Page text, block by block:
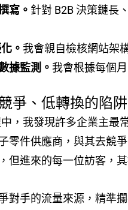
寫。 針對 B2B 決策鏈長
。 我會親自檢核網站架
據監測。 我會根據每個
爭、低轉換的陷阱
，我發現許多企業主最
零件供應商，與其去競
但進來的每一位訪客，
對手的流量來源，精準